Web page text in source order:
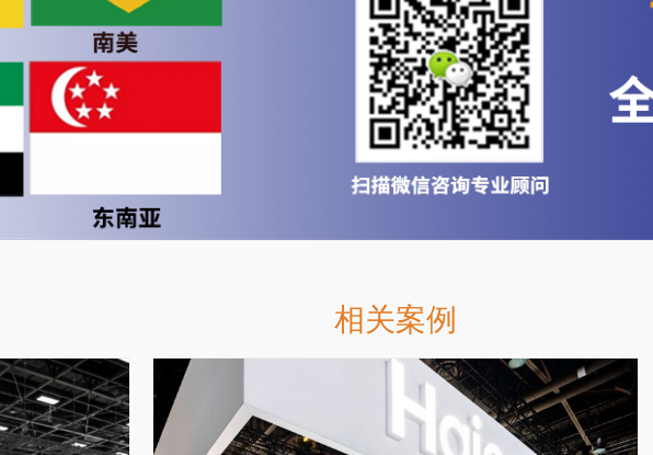
相关案例